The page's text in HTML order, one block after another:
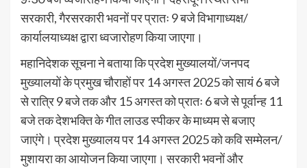
सरकारी, गैरसरकारी भवनों पर प्रातः 9 बजे विभागाध्यक्ष/
कार्यालयाध्यक्ष द्वारा ध्वजारोहण किया जाएगा।
महानिदेशक सूचना ने बताया कि प्रदेश मुख्यालयों/जनपद
मुख्यालयों के प्रमुख चौराहों पर 14 अगस्त 2025 को सायं 6 बजे
से रात्रि 9 बजे तक और 15 अगस्त को प्रातः 6 बजे से पूर्वान्ह 11
बजे तक देशभक्ति के गीत लाउड स्पीकर के माध्यम से बजाए
जाएंगे। प्रदेश मुख्यालय पर 14 अगस्त 2025 को कवि सम्मेलन/
मुशायरा का आयोजन किया जाएगा। सरकारी भवनों और